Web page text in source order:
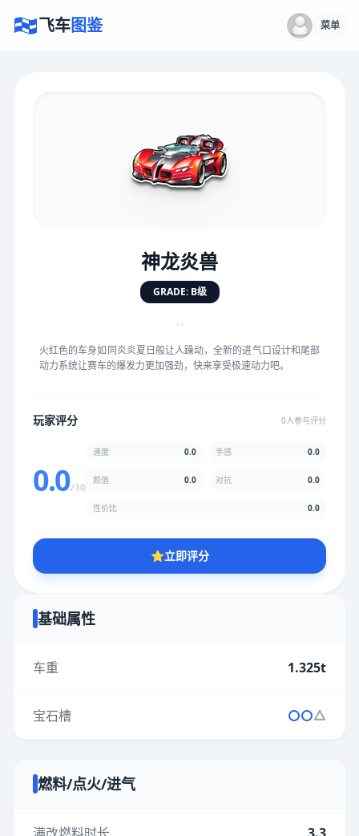
飞车图鉴 菜单
神龙炎兽
GRADE: B级
“
火红色的车身如同炎炎夏日般让人躁动，全新的进气口设计和尾部
动力系统让赛车的爆发力更加强劲，快来享受极速动力吧。
玩家评分 0人参与评分
0.0/10
速度 0.0 手感 0.0
颜值 0.0 对抗 0.0
性价比 0.0
⭐立即评分
基础属性
车重 1.325t
宝石槽
燃料/点火/进气
★★★★★★
手感 5.0分
★★ ★ ★
性价比
★★★★★★★★★★